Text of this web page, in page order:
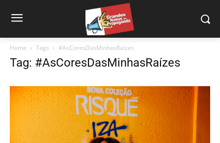
Home Tags #AsCoresDasMinhasRaízes
Tag: #AsCoresDasMinhasRaízes